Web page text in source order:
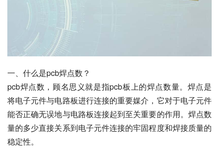
一、什么是pcb焊点数？
pcb焊点数，顾名思义就是指pcb板上的焊点数量。焊点是
将电子元件与电路板进行连接的重要媒介，它对于电子元件
能否正确无误地与电路板连接起到至关重要的作用。焊点数
量的多少直接关系到电子元件连接的牢固程度和焊接质量的
稳定性。